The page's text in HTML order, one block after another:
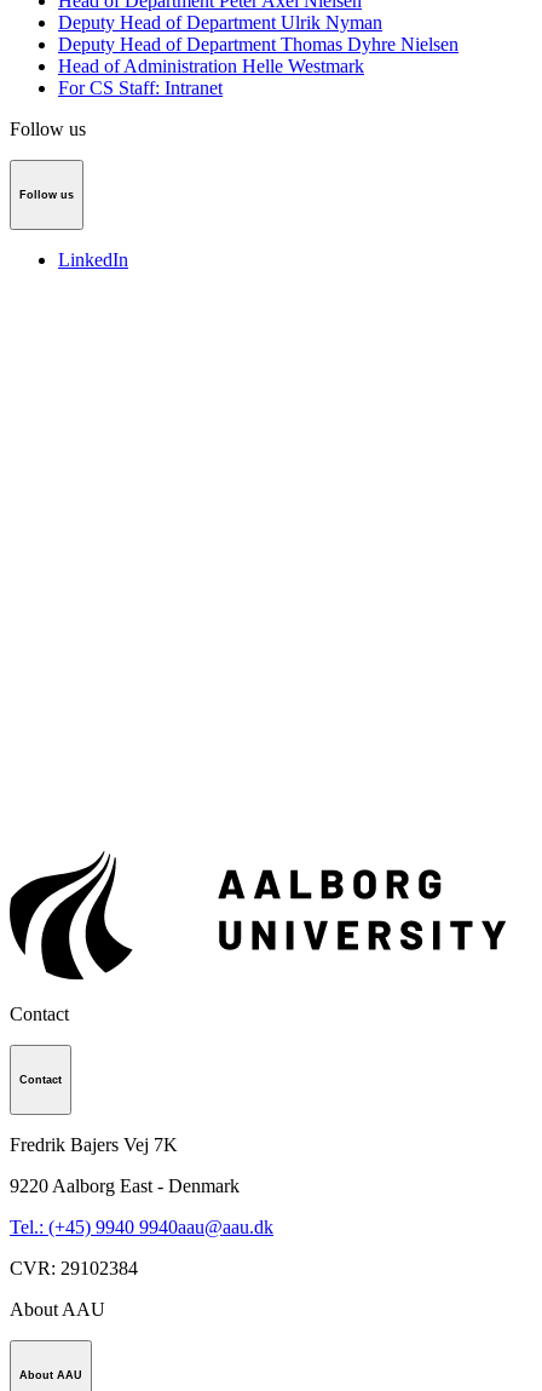
Deputy Head of Department Ulrik Nyman
Deputy Head of Department Thomas Dyhre Nielsen
Head of Administration Helle Westmark
For CS Staff: Intranet
Follow us
Follow us
LinkedIn
Contact
Contact
Fredrik Bajers Vej 7K
9220 Aalborg East - Denmark
Tel.: (+45) 9940 9940aau@aau.dk
CVR: 29102384
About AAU
About AAU